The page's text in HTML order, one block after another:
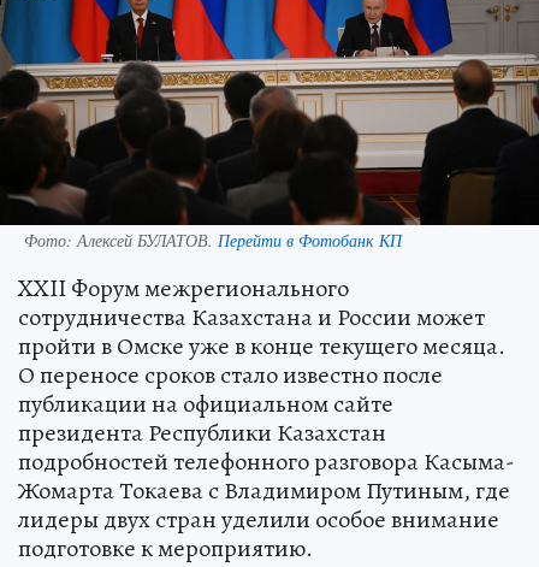
Фото:Алексей БУЛАТОВ. Перейти в Фотобанк КП
XXII Форум межрегионального
сотрудничества Казахстана и России может
пройти в Омске уже в конце текущего месяца.
О переносе сроков стало известно после
публикации на официальном сайте
президента Республики Казахстан
подробностей телефонного разговора Касыма-
Жомарта Токаева с Владимиром Путиным, где
лидеры двух стран уделили особое внимание
подготовке к мероприятию.